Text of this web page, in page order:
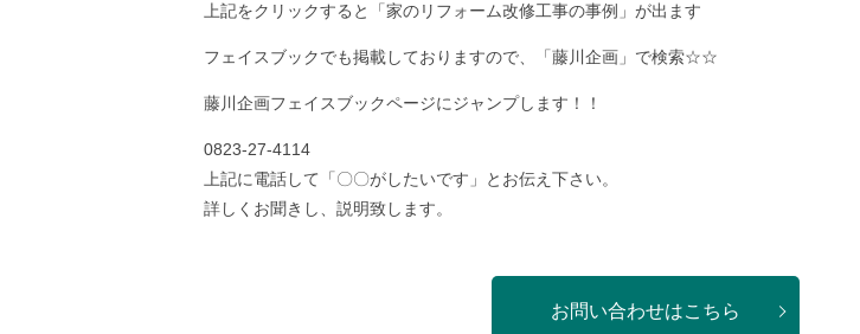
上記をクリックすると「家のリフォーム改修工事の事例」が出ます
フェイスブックでも掲載しておりますので、「藤川企画」で検索☆☆
藤川企画フェイスブックページにジャンプします！！
0823-27-4114
上記に電話して「〇〇がしたいです」とお伝え下さい。
詳しくお聞きし、説明致します。
お問い合わせはこちら